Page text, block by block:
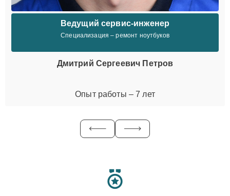
Ведущий сервис-инженер
Специализация – ремонт ноутбуков
Дмитрий Сергеевич Петров
Опыт работы – 7 лет